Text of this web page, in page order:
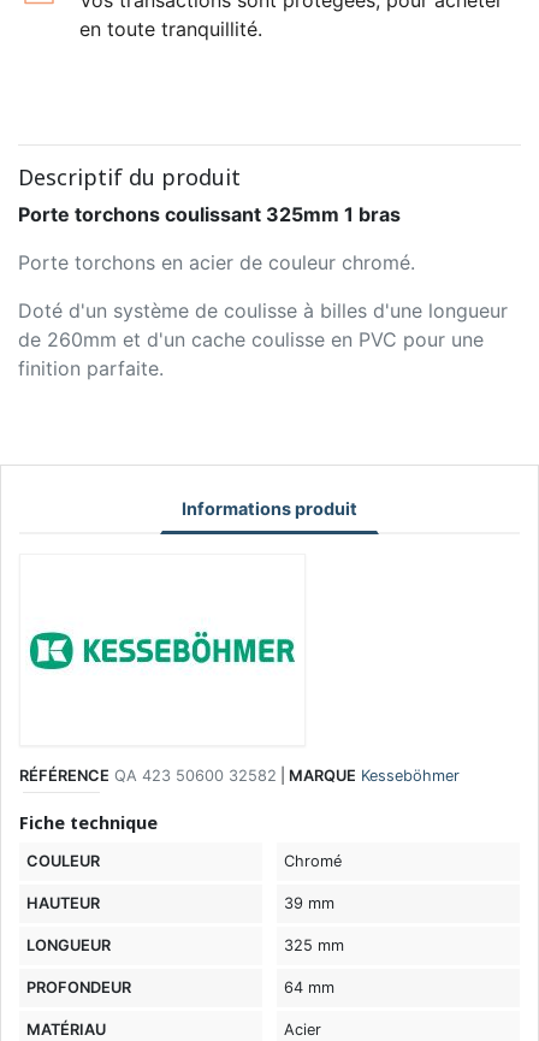
en toute tranquillité.
Descriptif du produit
Porte torchons coulissant 325mm 1 bras
Porte torchons en acier de couleur chromé.
Doté d'un système de coulisse à billes d'une longueur
de 260mm et d'un cache coulisse en PVC pour une
finition parfaite.
Informations produit
RÉFÉRENCE QA 423 50600 32582 MARQUE Kesseböhmer
Fiche technique
COULEUR Chromé
HAUTEUR 39 mm
LONGUEUR 325 mm
PROFONDEUR 64 mm
MATÉRIAU Acier